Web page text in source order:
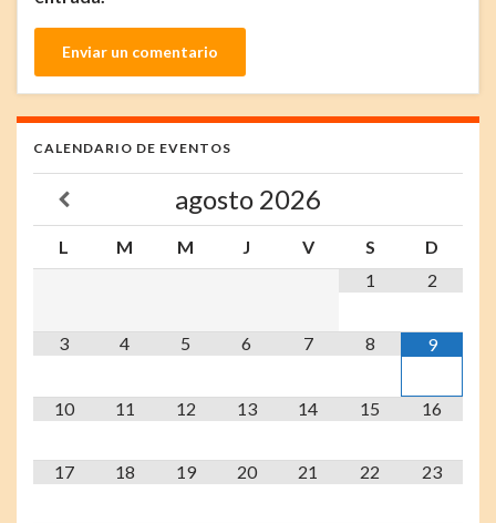
CALENDARIO DE EVENTOS
agosto 2026
L M M J V S
D
1
2
3 4 5 6 7 8 9
10 11 12 13 14 15 16
17 18 19 20 21 22 23